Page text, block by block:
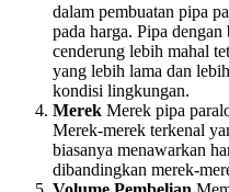
dalam pembuatan pipa
pada harga. Pipa
cenderung lebih mahal
yang lebih lama dan
kondisi lingkungan.
Merek Merek pipa
Merek-merek terkenal
biasanya menawarkan
dibandingkan merek-